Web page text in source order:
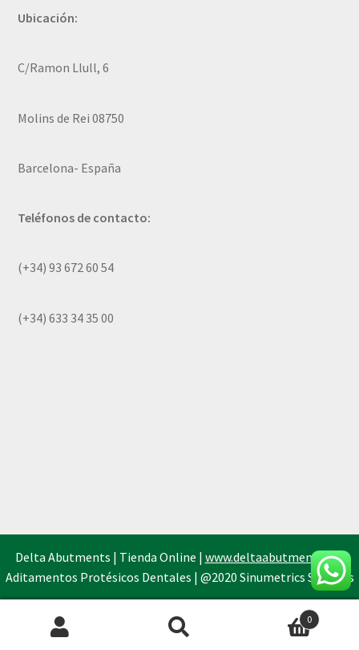
Ubicación:
C/Ramon Llull, 6
Molins de Rei 08750
Barcelona- España
Teléfonos de contacto:
(+34) 93 672 60 54
(+34) 633 34 35 00
Delta Abutments | Tienda Online | www.deltaabutments.es|
Aditamentos Protésicos Dentales | @2020 Sinumetrics Systems
Búsqueda
0